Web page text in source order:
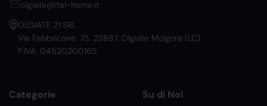
olgiate@ital-home.it
OLGIATE 21 SRL
Via Fabbricone, 75, 23887, Olgiate Molgora (LC)
P.IVA: 04520200165
Categorie Su di Noi